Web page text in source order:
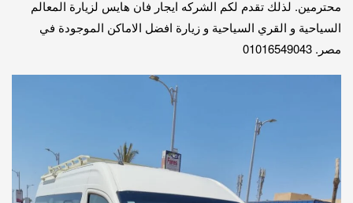
محترمين. لذلك تقدم لكم الشركه ايجار فان هايس لزيارة المعالم
السياحية و القري السياحية و زيارة افضل الاماكن الموجودة في
مصر. 01016549043